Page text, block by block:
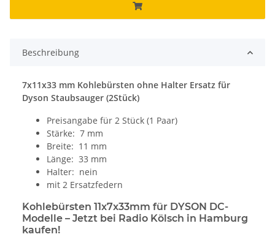
Beschreibung
7x11x33 mm Kohlebürsten ohne Halter Ersatz für
Dyson Staubsauger (2Stück)
Preisangabe für 2 Stück (1 Paar)
Stärke: 7 mm
Breite: 11 mm
Länge: 33 mm
Halter: nein
mit 2 Ersatzfedern
Kohlebürsten 11x7x33mm für DYSON DC-
Modelle – Jetzt bei Radio Kölsch in Hamburg
kaufen!